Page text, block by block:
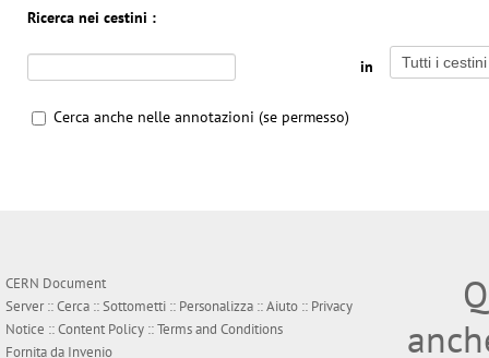
Ricerca nei cestini :
in
Cerca anche nelle annotazioni (se permesso)
CERN Document
Server ::Cerca ::Sottometti :: Personalizza ::Aiuto :: Privacy
Notice ::Content Policy ::Terms and Conditions
Fornita da Invenio